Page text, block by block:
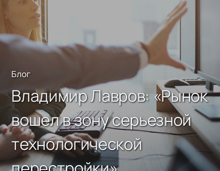
Блог
Владимир Лавров: «Рынок
вошел в зону серьезной
технологической